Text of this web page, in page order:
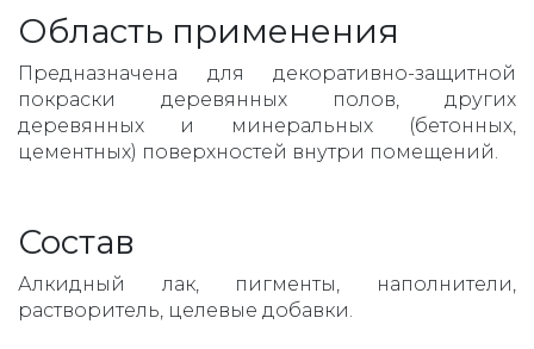
Область применения
Предназначена для декоративно-защитной
покраски деревянных полов, других
деревянных и минеральных (бетонных,
цементных) поверхностей внутри помещений.
Состав
Алкидный лак, пигменты, наполнители,
растворитель, целевые добавки.